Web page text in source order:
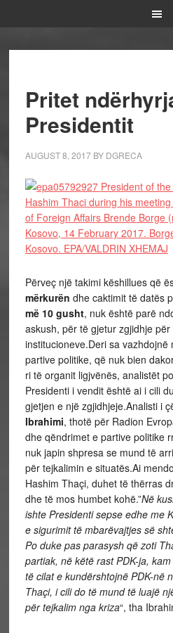
Pritet
Presidentit
AUGUST 8, 2017BY DGRECA
Përveç një takimi këshillues që
mërkurën dhe caktimit të datës
më 10 gusht, nuk është parë
askush, për të gjetur zgjidhje
institucioneve.Deri sa
partive politike, që nuk bien
ri të organit ligjvënës, analistët
Presidenti i vendit është ai i cili
gjetjen e një zgjidhjeje.Analisti i
Ibrahimi, thotë për Radion
dhe qëndrimet e partive politike
nuk japin shpresa se mund të
për tejkalimin e situatës.Ai
Hashim Thaçi, duhet të thërras
dhe të mos humbet kohë.”Në
ishte Presidenti sepse edhe me
e sigurimit të mbarëvajtjes së
Po duke pas parasysh që zoti
partiak, në këtë rast PDK-ja,
të cilat e kundërshtojnë PDK-në
Thaçi, i cili do të mund të luajë
për tejkalim nga kriza“, tha